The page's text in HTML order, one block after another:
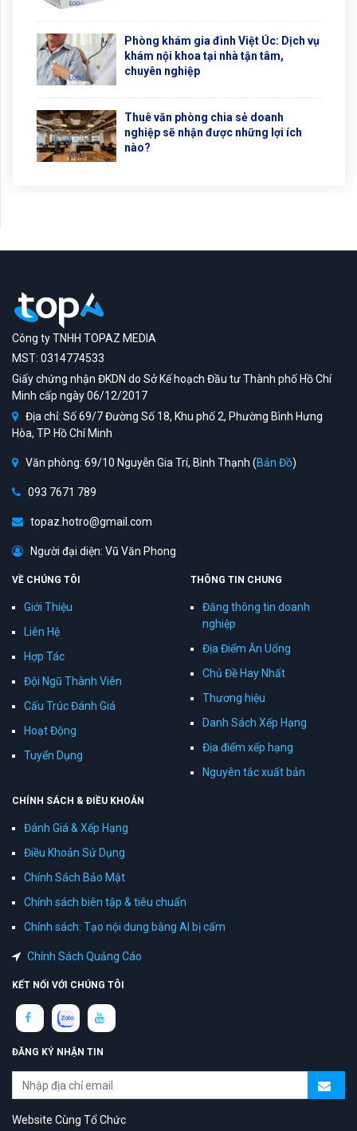
Phòng khám gia đình Việt Úc: Dịch vụ
khám nội khoa tại nhà tận tâm,
chuyên nghiệp
Thuê văn phòng chia sẻ doanh
nghiệp sẽ nhận được những lợi ích
nào?
Công ty TNHH TOPAZ MEDIA
MST: 0314774533
Giấy chứng nhận ĐKDN do Sở Kế hoạch Đầu tư Thành phố Hồ Chí
Minh cấp ngày 06/12/2017
Địa chỉ: Số 69/7 Đường Số 18, Khu phố 2, Phường Bình Hưng
Hòa, TP Hồ Chí Minh
Văn phòng: 69/10 Nguyễn Gia Trí, Bình Thạnh (Bản Đồ)
093 7671 789
topaz.hotro@gmail.com
Người đại diện: Vũ Văn Phong
VỀ CHÚNG TÔI
Giới Thiệu
Liên Hệ
Hợp Tác
Đội Ngũ Thành Viên
Cấu Trúc Đánh Giá
Hoạt Động
Tuyển Dụng
THÔNG TIN CHUNG
Đăng thông tin doanh
nghiệp
Địa Điểm Ăn Uống
Chủ Đề Hay Nhất
Thương hiệu
Danh Sách Xếp Hạng
Địa điểm xếp hạng
Nguyên tắc xuất bản
CHÍNH SÁCH & ĐIỀU KHOẢN
Đánh Giá & Xếp Hạng
Điều Khoản Sử Dụng
Chính Sách Bảo Mật
Chính sách biên tập & tiêu chuẩn
Chính sách: Tạo nội dung bằng AI bị cấm
Chính Sách Quảng Cáo
KẾT NỐI VỚI CHÚNG TÔI
ĐĂNG KÝ NHẬN TIN
Website Cùng Tổ Chức